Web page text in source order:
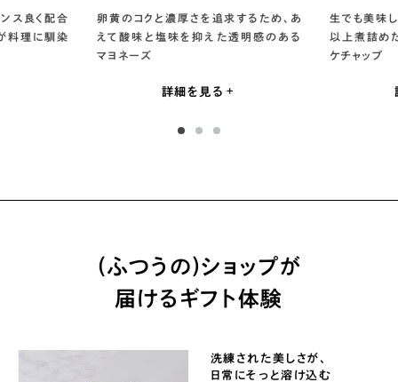
ス良く配合
料理に馴染
卵黄のコクと濃厚さを追求するため、あ
えて酸味と塩味を抑えた透明感のある
マヨネーズ
詳細を見る
生でも美味
以上煮詰め
ケチャップ
(ふつうの)ショップが
届けるギフト体験
洗練された美しさが、
日常にそっと溶け込む